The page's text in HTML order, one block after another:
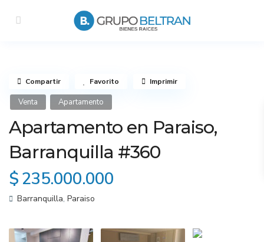
Venta Apartamento
Apartamento en Paraiso,
Barranquilla #360
$ 235.000.000
Barranquilla, Paraiso
Compartir Favorito Imprimir